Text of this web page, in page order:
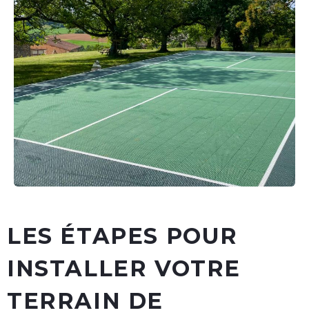
LES ÉTAPES POUR
INSTALLER VOTRE
TERRAIN DE